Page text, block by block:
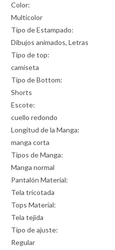
Color:
Multicolor
Tipo de Estampado:
Dibujos animados, Letras
Tipo de top:
camiseta
Tipo de Bottom:
Shorts
Escote:
cuello redondo
Longitud de la Manga:
manga corta
Tipos de Manga:
Manga normal
Pantalón Material:
Tela tricotada
Tops Material:
Tela tejida
Tipo de ajuste:
Regular